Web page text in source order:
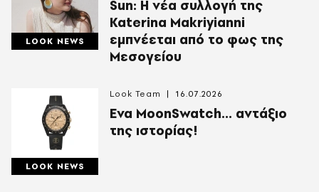
LOOK NEWS
Sun: Η νέα συλλογή της
Katerina Makriyianni
εμπνέεται από το φως της
Μεσογείου
LOOK NEWS
Ενα MoonSwatch... αντάξιο
της ιστορίας!
Look Team 16.07.2026